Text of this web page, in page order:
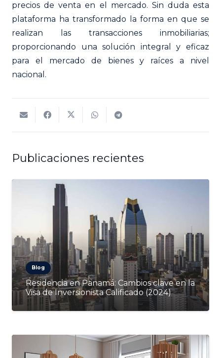
precios de venta en el mercado. Sin duda esta
plataforma ha transformado la forma en que se
realizan las transacciones inmobiliarias;
proporcionando una solución integral y eficaz
para el mercado de bienes y raíces a nivel
nacional.
Publicaciones recientes
Blog
Residencia en Panamá: Cambios clave en la
Visa de Inversionista Calificado (2024)